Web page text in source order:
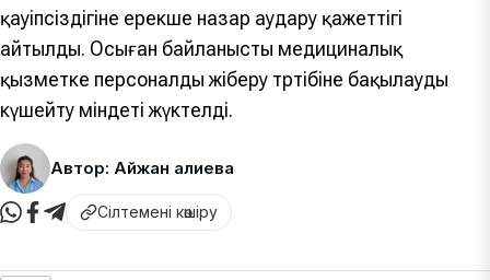
қауіпсіздігіне ерекше назар аудару қажеттігі
айтылды. Осыған байланысты медициналық
қызметке персоналды жіберу тәртібіне бақылауды
күшейту міндеті жүктелді.
Автор: Айжан Қалиева
Сілтемені көшіру